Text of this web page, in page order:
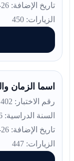
تاريخ الإضافة: 26-04-2026
الزيارات: 450
اسما الزمان
رقم الاختبار: 402
السنة الدراسية: 2025/2026
تاريخ الإضافة: 26-04-2026
الزيارات: 447